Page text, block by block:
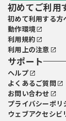
初めてご利用
初めて利用する方
動作環境
利用規約
利用上の注意
サポート
ヘルプ
よくあるご質問
お問い合わせ
プライバシーポリ
ウェブアクセシビ